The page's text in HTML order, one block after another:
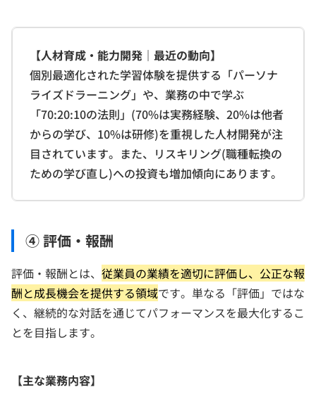
【人材育成・能力開発｜最近の動向】
個別最適化された学習体験を提供する「パーソナ
ライズドラーニング」や、業務の中で学ぶ
「70:20:10の法則」(70%は実務経験、20%は他者
からの学び、10%は研修)を重視した人材開発が注
目されています。また、リスキリング(職種転換の
ための学び直し)への投資も増加傾向にあります。
④ 評価・報酬
評価・報酬とは、 従業員の業績を適切に評価し、公正な報
酬と成長機会を提供する領域です。単なる「評価」ではな
く、継続的な対話を通じてパフォーマンスを最大化するこ
とを目指します。
【主な業務内容】